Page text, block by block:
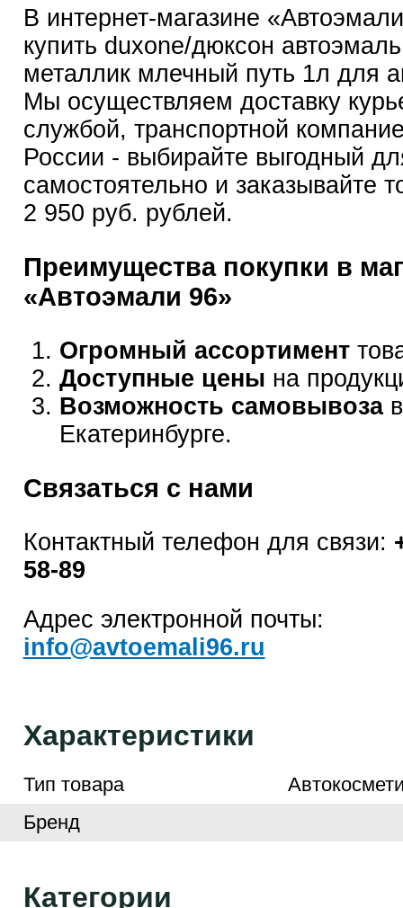
В интернет-магазине
купить duxone/дюксон
металлик млечный путь 1л для
Мы осуществляем доставку
службой, транспортной
России - выбирайте выгодный
самостоятельно и заказывайте
2 950 руб. рублей.
Преимущества покупки в
«Автоэмали 96»
Огромный ассортимент
Доступные цены на
Возможность самовывозав
Екатеринбурге.
Связаться с нами
Контактный телефон для связи:
58-89
Адрес электронной почты:
info@avtoemali96.ru
Характеристики
Тип товара
Бренд
Категории